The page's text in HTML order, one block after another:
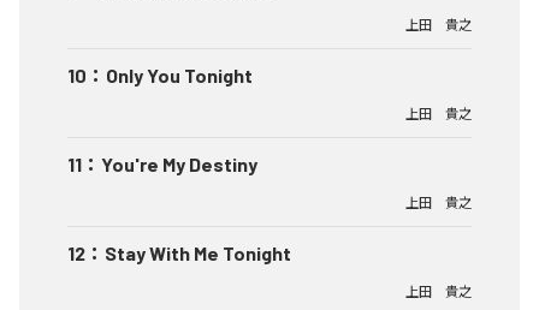
上田 貴之
10 ： Only You Tonight
上田 貴之
11 ： You're My Destiny
上田 貴之
12 ： Stay With Me Tonight
上田 貴之